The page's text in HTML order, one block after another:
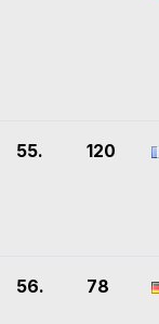
55. 120
56. 78